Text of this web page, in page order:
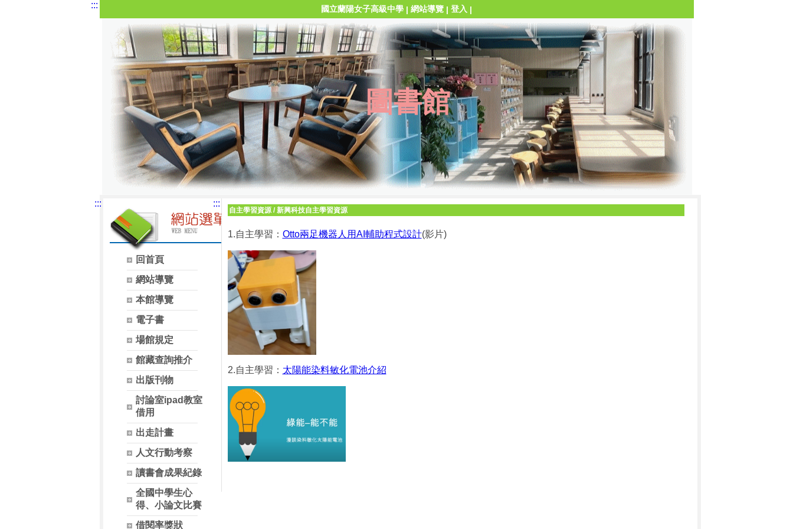
::: 國立蘭陽女子高級中學 | 網站導覽 | 登入 |
圖書館
:::
回首頁
網站導覽
本館導覽
電子書
場館規定
館藏查詢推介
出版刊物
討論室ipad教室
借用
出走計畫
人文行動考察
讀書會成果紀錄
全國中學生心
得、小論文比賽
借閱率獎狀
:::
自主學習資源/新興科技自主學習資源
1.自主學習： Otto兩足機器人用AI輔助程式設計(影片)
2.自主學習： 太陽能染料敏化電池介紹